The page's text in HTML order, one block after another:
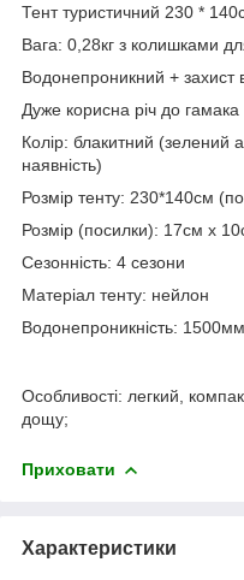
Тент туристичний 230 *
Вага: 0,28кг з колишками
Водонепроникний + захист
Дуже корисна річ до гамака
Колір: блакитний (зелений
наявність)
Розмір тенту: 230*140см
Розмір (посилки): 17см х
Сезонність: 4 сезони
Матеріал тенту: нейлон
Водонепроникність: 1500мм
Особливості: легкий,
дощу;
Приховати
Характеристики